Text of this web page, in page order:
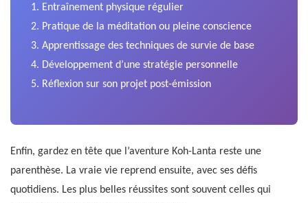
Entraînement physique régulier
Pratique de la méditation ou pleine conscience
Apprentissage des techniques de survie de base
Développement d’une stratégie personnelle
Réflexion sur son projet post-émission
Enfin, gardez en tête que l’aventure Koh-Lanta reste une
parenthèse. La vraie vie reprend ensuite, avec ses défis
quotidiens. Les plus belles réussites sont souvent celles qui